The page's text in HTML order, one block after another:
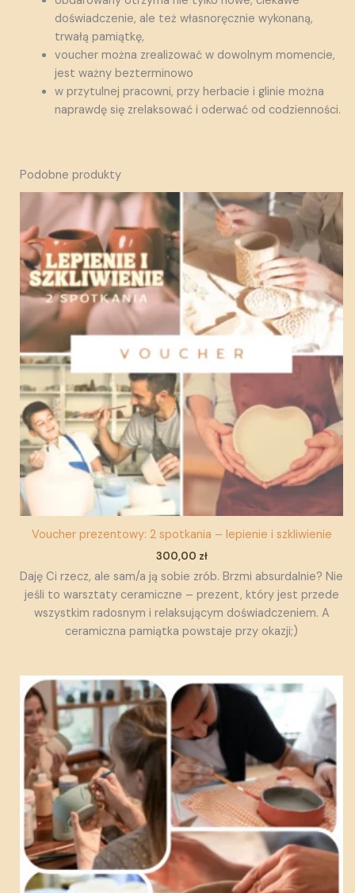
doświadczenie, ale też własnoręcznie wykonaną,
trwałą pamiątkę,
voucher można zrealizować w dowolnym momencie,
jest ważny bezterminowo
w przytulnej pracowni, przy herbacie i glinie można
naprawdę się zrelaksować i oderwać od codzienności.
Podobne produkty
Voucher prezentowy: 2 spotkania – lepienie i szkliwienie
300,00 zł
Daję Ci rzecz, ale sam/a ją sobie zrób. Brzmi absurdalnie? Nie
jeśli to warsztaty ceramiczne – prezent, który jest przede
wszystkim radosnym i relaksującym doświadczeniem. A
ceramiczna pamiątka powstaje przy okazji;)